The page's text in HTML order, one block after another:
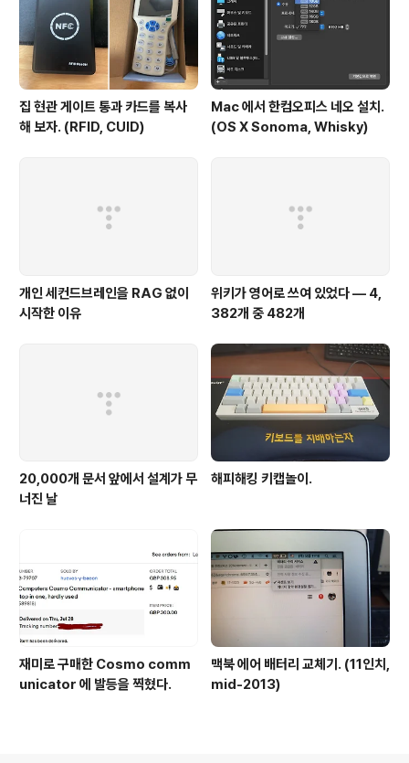
매하는 기간과 맞물려 좋은 기회를 잡게 되었다. 구매할 대
상은 신혼집에 들여..
집 현관 게이트 통과 카드를 복사
해 보자. (RFID, CUID)
Mac 에서 한컴오피스 네오 설치.
(OS X Sonoma, Whisky)
개인 세컨드브레인을 RAG 없이
시작한 이유
위키가 영어로 쓰여 있었다 — 4,
382개 중 482개
20,000개 문서 앞에서 설계가 무
너진 날
해피해킹 키캡놀이.
재미로 구매한 Cosmo comm
unicator 에 발등을 찍혔다.
맥북 에어 배터리 교체기. (11인치,
mid-2013)